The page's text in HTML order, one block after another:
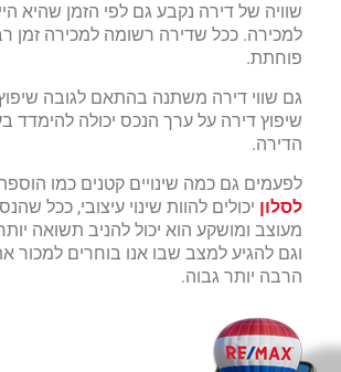
שוויה של דירה נקבע גם לפי הזמן שהיא
למכירה. ככל שדירה רשומה למכירה זמן
פוחתת.
גם שווי דירה משתנה בהתאם לגובה
הדירה.
לפעמים גם כמה שינויים קטנים כמו
לסלון יכולים להוות שינוי עיצובי, ככל
מעוצב ומושקע הוא יכול להניב תשואה
וגם להגיע למצב שבו אנו בוחרים למכור
הרבה יותר גבוה.